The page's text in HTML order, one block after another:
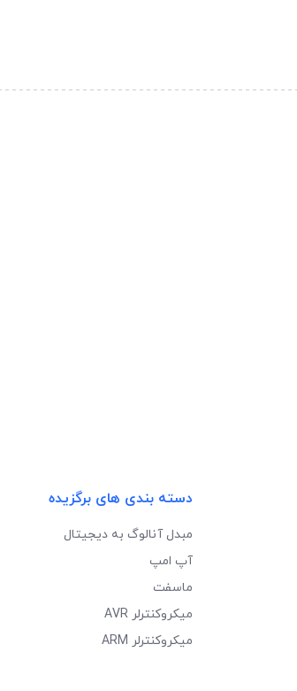
دسته بندی های برگزیده
مبدل آنالوگ به دیجیتال
آپ امپ
ماسفت
میکروکنترلر AVR
میکروکنترلر ARM